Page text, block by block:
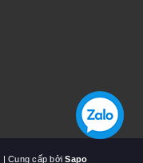
| Cung cấp bởiSapo